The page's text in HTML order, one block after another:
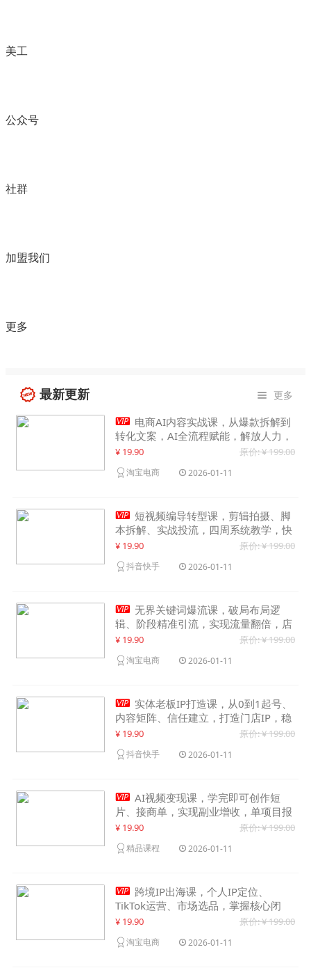
美工
公众号
社群
加盟我们
更多
最新更新  更多
 电商AI内容实战课，从爆款拆解到
转化文案，AI全流程赋能，解放人力，
单月节省内容成本数万元
¥ 19.90 原价: ¥ 199.00
淘宝电商 2026-01-11
 短视频编导转型课，剪辑拍摄、脚
本拆解、实战投流，四周系统教学，快
速入行月入2w+
¥ 19.90 原价: ¥ 199.00
抖音快手 2026-01-11
 无界关键词爆流课，破局布局逻
辑、阶段精准引流，实现流量翻倍，店
铺业绩增长50%+
¥ 19.90 原价: ¥ 199.00
淘宝电商 2026-01-11
 实体老板IP打造课，从0到1起号、
内容矩阵、信任建立，打造门店IP，稳
定获客增收
¥ 19.90 原价: ¥ 199.00
抖音快手 2026-01-11
 AI视频变现课，学完即可创作短
片、接商单，实现副业增收，单项目报
价可达千元
¥ 19.90 原价: ¥ 199.00
精品课程 2026-01-11
 跨境IP出海课，个人IP定位、
TikTok运营、市场选品，掌握核心闭
环，实现月入1万美金+
¥ 19.90 原价: ¥ 199.00
淘宝电商 2026-01-11